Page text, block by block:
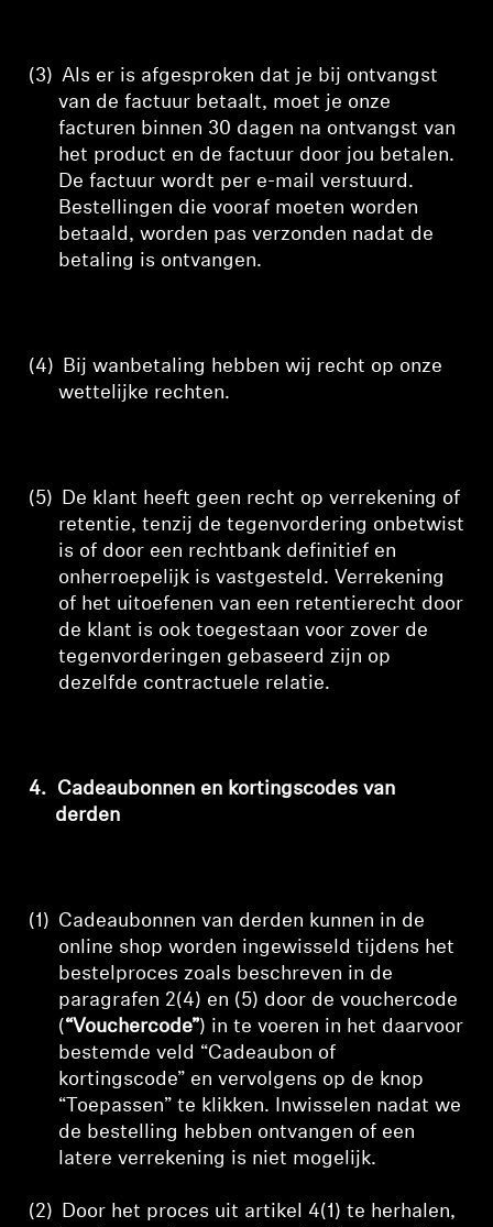
(3) Als er is afgesproken dat je bij ontvangst
van de factuur betaalt, moet je onze
facturen binnen 30 dagen na ontvangst van
het product en de factuur door jou betalen.
De factuur wordt per e-mail verstuurd.
Bestellingen die vooraf moeten worden
betaald, worden pas verzonden nadat de
betaling is ontvangen.
(4) Bij wanbetaling hebben wij recht op onze
wettelijke rechten.
(5) De klant heeft geen recht op verrekening of
retentie, tenzij de tegenvordering onbetwist
is of door een rechtbank definitief en
onherroepelijk is vastgesteld. Verrekening
of het uitoefenen van een retentierecht door
de klant is ook toegestaan voor zover de
tegenvorderingen gebaseerd zijn op
dezelfde contractuele relatie.
4. Cadeaubonnen en kortingscodes van
derden
(1) Cadeaubonnen van derden kunnen in de
online shop worden ingewisseld tijdens het
bestelproces zoals beschreven in de
paragrafen 2(4) en (5) door de vouchercode
(“Vouchercode”) in te voeren in het daarvoor
bestemde veld “Cadeaubon of
kortingscode” en vervolgens op de knop
“Toepassen” te klikken. Inwisselen nadat we
de bestelling hebben ontvangen of een
latere verrekening is niet mogelijk.
(2) Door het proces uit artikel 4(1) te herhalen,